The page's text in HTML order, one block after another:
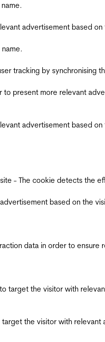
advertisement based
tracking by synchronising
present more relevant
advertisement based
- The cookie detects the
based on the
data in order to ensure
target the visitor with
the visitor with